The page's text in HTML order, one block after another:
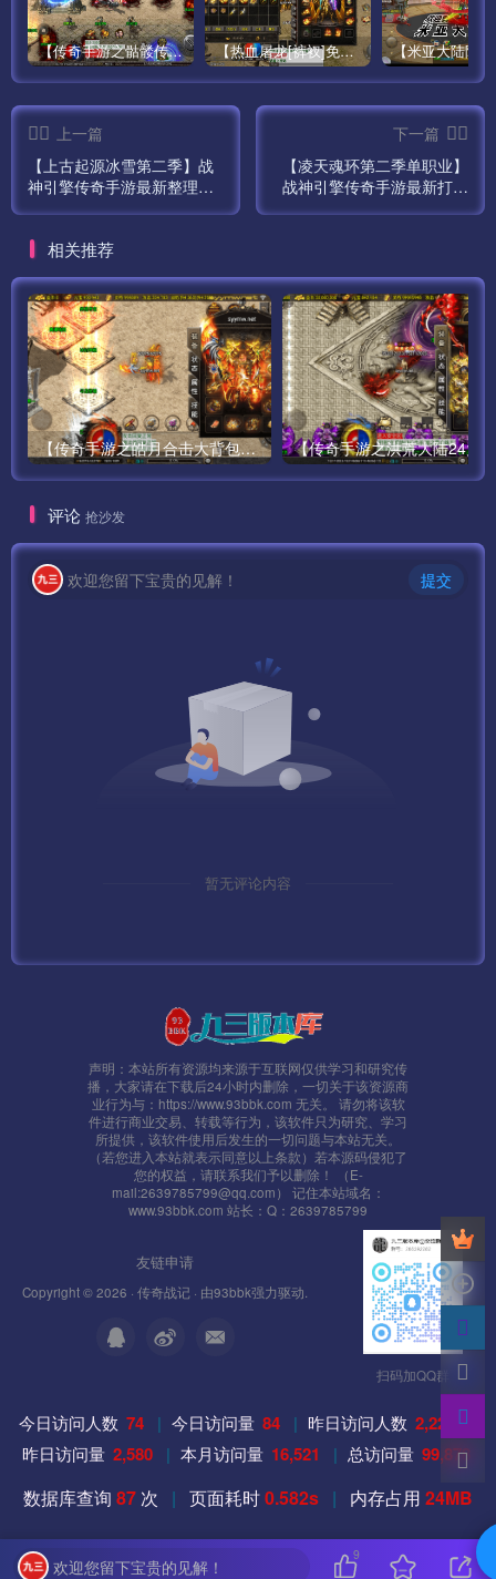
第三步:3-ItemLogServer （点击START）
第四步:4-Run
第五步:5-LoginGate
第六步:6-GGService
第七步:7-M2Server
都启动好了 把APK安装到模拟器中进入游戏。
安装结束了。我们测试下。
检测更新失败，这里我防火墙忘记关了。
这样就可以了。
可以正常登陆，教程到此结束。
祝君好运
——————————————————————————
1、这里要说明下 默认方式连接数据库会出现乱码，需要把
D:\mud2.0\logincenter\ClientConfig\目录下的
3、关闭Mysql数据库：
net stop MySQL
4、如果防火墙没全部开放，需要单独打开
7100 （D:\mud2.0\GateServer\GameGate\MirGate.ini 文件
7000 （D:\mud2.0\GateServer\logingate\LoginGate.ini 文
【传奇手游之骷髅传说第二季十大陆[白猪3]免授权版】经典单职业复古特色战神引擎传奇手游最新打包Win服务端源码视频架设教程-怀旧复古-经典耐玩–新版GM多功能网页授权物品后台-GM直冲网页后台-安卓苹果IOS双端版本！ 【热血屠龙[裤衩]免授权修复版】采用经典战神引擎三职业特色游戏最新打包Win服务端源码视频架设教程-GM直冲后台-新版GM多功能授权物品后台-安卓苹果IOS双端版本-传奇手游！
上一篇
【上古起源冰雪第二季】战
神引擎传奇手游最新整理
下一篇
【凌天魂环第二季单职业】
战神引擎传奇手游最新打包
相关推荐
【传奇手游之皓月合击大背包-[白猪3.0]-免授权版】经典三职业复古特色战神引擎传奇手游-最新打包Win服务端源码视频架设教程-新版GM多功能网页授权物品后台-GM直冲网页后台-苹果IOS安卓双端版本！
评论 抢沙发
欢迎您留下宝贵的见解！ 提交
暂无评论内容
声明：本站所有资源均来源于互联网仅供学习和研究传
播，大家请在下载后24小时内删除，一切关于该资源商
业行为与：https://www.93bbk.com 无关。 请勿将该软
件进行商业交易、转载等行为，该软件只为研究、学习
所提供，该软件使用后发生的一切问题与本站无关。
（若您进入本站就表示同意以上条款）若本源码侵犯了
您的权益，请联系我们予以删除！ （E-
mail:2639785799@qq.com） 记住本站域名：
www.93bbk.com 站长：Q：2639785799
友链申请
Copyright © 2026 · 传奇战记 · 由93bbk强力驱动.
扫码加QQ群
今日访问人数 74 | 今日访问量 84 | 昨日访问人数 2,225
昨日访问量 2,580 | 本月访问量 16,521 | 总访问量 99,878
数据库查询 87 次 | 页面耗时0.582s | 内存占用 24MB
欢迎您留下宝贵的见解！
9